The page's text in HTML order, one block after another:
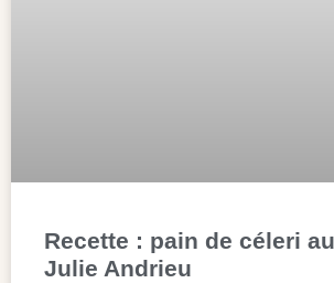
Recette : pain de céleri
Julie Andrieu